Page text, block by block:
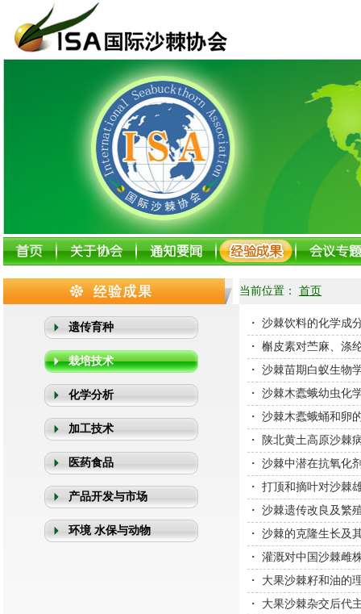
当前位置： 首页
遗传育种
栽培技术
化学分析
加工技术
医药食品
产品开发与市场
环境 水保与动物
・ 沙棘饮料的化学成
・ 槲皮素对苎麻、涤
・ 沙棘苗期白蚁生物
・ 沙棘木蠹蛾幼虫化
・ 沙棘木蠹蛾蛹和卵
・
陕北黄土高原沙棘
・ 沙棘中潜在抗氧化
・ 打顶和摘叶对沙棘
・ 沙棘遗传改良及繁
・ 沙棘的克隆生长及
・ 灌溉对中国沙棘雌
・ 大果沙棘籽和油的
・ 大果沙棘杂交后代